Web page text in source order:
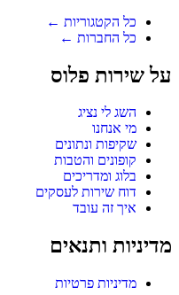
כל הקטגוריות ←
כל החברות ←
על שירות פלוס
השג לי נציג
מי אנחנו
שקיפות ונתונים
קופונים והטבות
בלוג ומדריכים
דוח שירות לעסקים
איך זה עובד
מדיניות ותנאים
מדיניות פרטיות